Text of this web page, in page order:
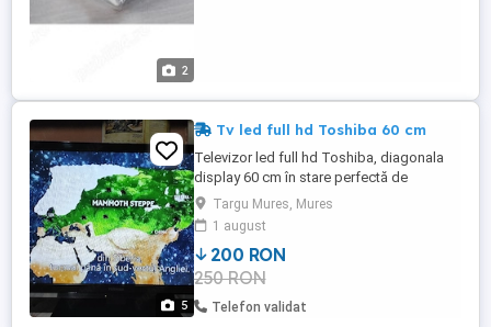
2
5
Tv led full hd Toshiba 60 cm
Televizor led full hd Toshiba, diagonala
display 60 cm în stare perfectă de
funcționare fără urme de uzură
telecomandă originală Țară proveniență
Germania Detalii la telefon. Nu se
răspunde la mesaje.
Targu Mures, Mures
1 august
200 RON
250 RON
Telefon validat